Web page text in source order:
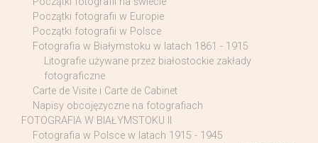
Początki fotografii w Europie
Początki fotografii w Polsce
Fotografia w Białymstoku w latach 1861 - 1915
Litografie używane przez białostockie zakłady
fotograficzne
Carte de Visite i Carte de Cabinet
Napisy obcojęzyczne na fotografiach
FOTOGRAFIA W BIAŁYMSTOKU II
Fotografia w Polsce w latach 1915 - 1945